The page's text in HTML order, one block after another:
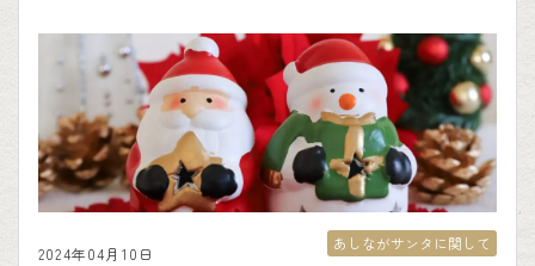
2024年04月10日
あしながサンタに関して